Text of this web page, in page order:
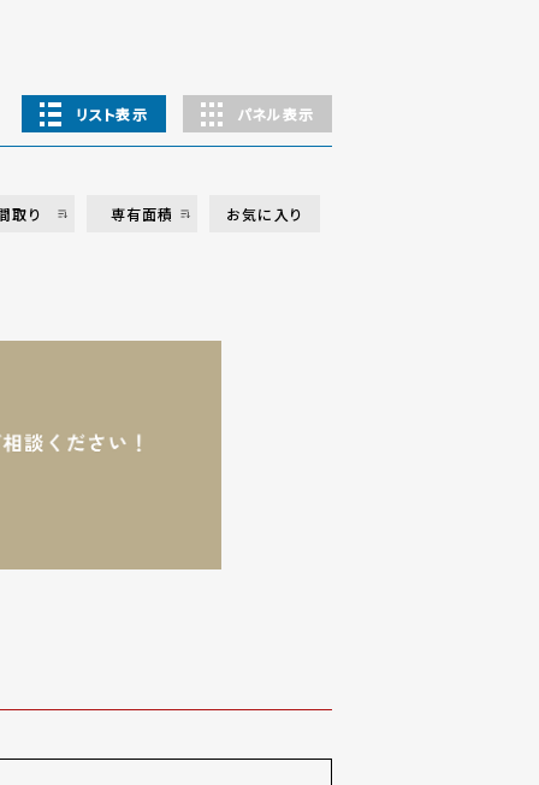
リスト表示 パネル表示
取り 専有面積 お気に入り